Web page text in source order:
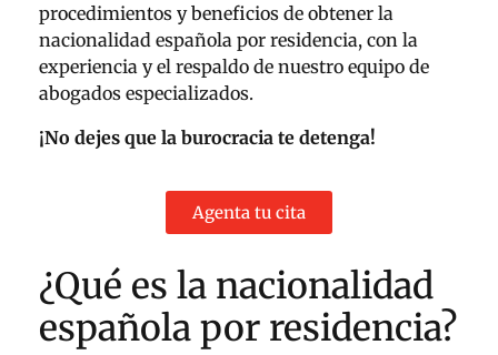
procedimientos y beneficios de obtener la
nacionalidad española por residencia, con la
experiencia y el respaldo de nuestro equipo de
abogados especializados.
¡No dejes que la burocracia te detenga!
Agenta tu cita
¿Qué es la nacionalidad
española por residencia?